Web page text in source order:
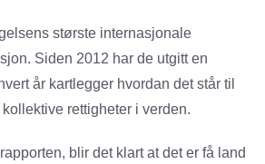
største internasjonale
Siden 2012 har de utgitt en
år kartlegger hvordan det står til
rettigheter i verden.
blir det klart at det er få land